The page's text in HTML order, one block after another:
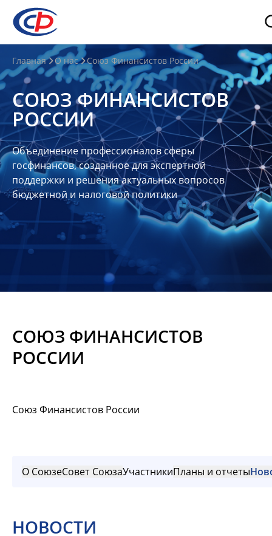
О
нас
О
СФР
Совет
Союза
Участники
Планы
отчеты
Контакты
Материалы
Главная О нас Союз Финансистов России
СОЮЗ ФИНАНСИСТОВ
РОССИИ
Объединение профессионалов сферы
госфинансов, созданное для экспертной
поддержки и решения актуальных вопросов
бюджетной и налоговой политики
СОЮЗ ФИНАНСИСТОВ
РОССИИ
Союз Финансистов России
О СоюзеСовет СоюзаУчастникиПланы и отчеты
НОВОСТИ